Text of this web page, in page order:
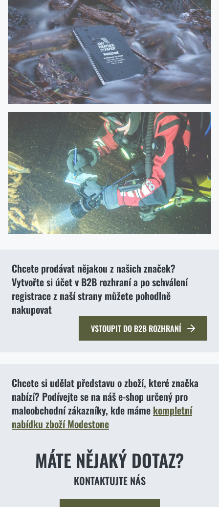
Chcete prodávat nějakou z našich značek?
Vytvořte si účet v B2B rozhraní a po schválení
registrace z naší strany můžete pohodlně
nakupovat
VSTOUPIT DO B2B ROZHRANÍ
Chcete si udělat představu o zboží, které značka
nabízí? Podívejte se na náš e-shop určený pro
maloobchodní zákazníky, kde máme kompletní
nabídku zboží Modestone
MÁTE NĚJAKÝ DOTAZ?
KONTAKTUJTE NÁS